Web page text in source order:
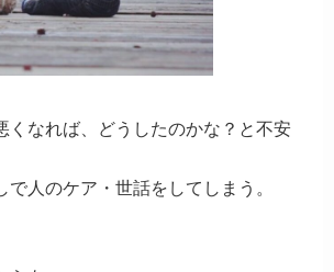
くなれば、どうしたのかな？と不安
で人のケア・世話をしてしまう。